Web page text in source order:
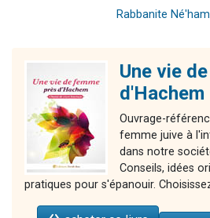
Rabbanite
Une vie
d'Hachem
Ouvrage-
femme juive à
dans notre
Conseils, idées
pratiques pour s'épanouir.